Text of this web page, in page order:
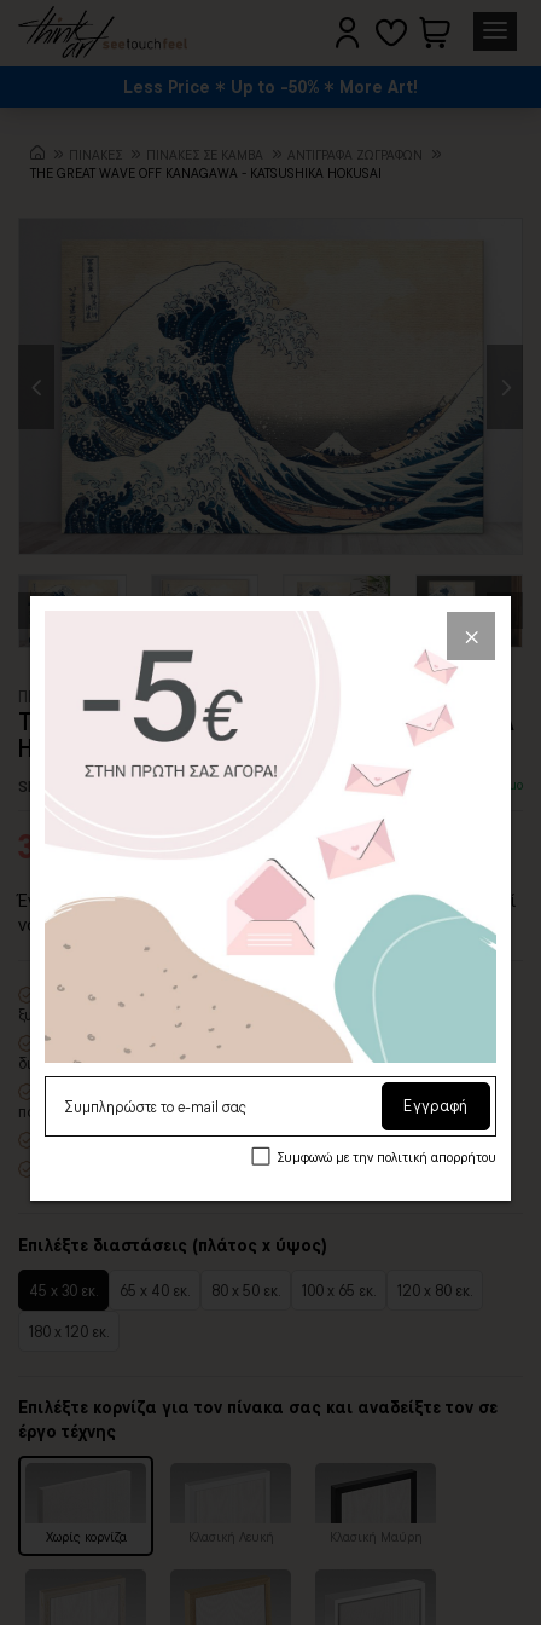
Less Price Up to -50% More Art!
ΠΙΝΑΚΕΣ ΠΙΝΑΚΕΣ ΣΕ ΚΑΜΒΑ
ΑΝΤΊΓΡΑΦΑ ΖΩΓΡΆΦΩΝ
THE GREAT WAVE OFF KANAGAWA - KATSUSHIKA HOKUSAI
ΠΙΝΑΚΑΣ ΚΑΜΒΑΣ
THE GREAT WAVE OFF KANAGAWA - KATSUSHIKA
HOKUSAI
SKU: CVPS-318-L Διαθέσιμο
31,35€
Ένα από τα πιο αναγνωρίσιμα έργα τέχνης στον κόσμο μπορεί
να γίνει δικό σας εκτυπωμένο σε καμβά υψηλής ποιότητας.
100% πιστοποιημένος βαμβακερός καμβάς
ξυλείας
Οικολογική εκτύπωση
με μελάνια νερού latex, χωρίς χημικούς
διαλύτες και οσμές
ξύλινης διακοσμητικής κορνίζας
πολλές επιλογές
Χειροποίητη κατασκευή, ένας – ένας πίνακας κατά παραγγελία
Έτοιμοι για τοποθέτηση – με κρυφό σύστημα στήριξης
Επιλέξτε διαστάσεις (πλάτος x ύψος)
45 x 30 εκ. 65 x 40 εκ. 80 x 50 εκ. 100 x 65 εκ.
120 x 80 εκ.
180 x 120 εκ.
Επιλέξτε κορνίζα για τον πίνακα σας και αναδείξτε τον σε
έργο τέχνης
Χωρίς κορνίζα Κλασική Λευκή Κλασική Μαύρη
Εγγραφή
Συμφωνώ με την πολιτική απορρήτου